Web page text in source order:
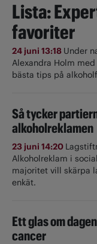
Lista:
favoriter
24 juni 13:18 Under
Alexandra Holm
bästa tips på
Så tycker
alkoholreklamen
23 juni 14:20
Alkoholreklam i
majoritet vill skärpa
enkät.
Ett glas om
cancer